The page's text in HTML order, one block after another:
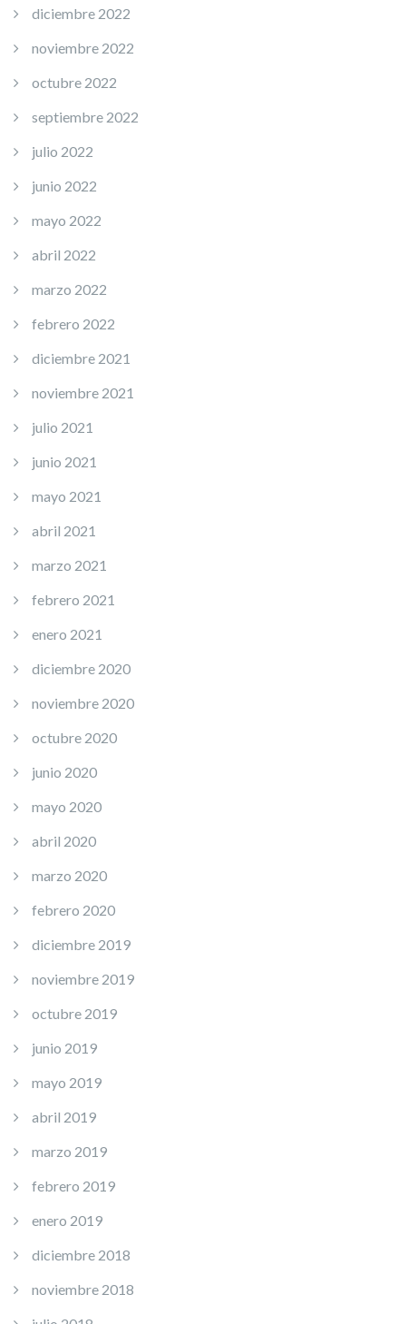
diciembre 2022
noviembre 2022
octubre 2022
septiembre 2022
julio 2022
junio 2022
mayo 2022
abril 2022
marzo 2022
febrero 2022
diciembre 2021
noviembre 2021
julio 2021
junio 2021
mayo 2021
abril 2021
marzo 2021
febrero 2021
enero 2021
diciembre 2020
noviembre 2020
octubre 2020
junio 2020
mayo 2020
abril 2020
marzo 2020
febrero 2020
diciembre 2019
noviembre 2019
octubre 2019
junio 2019
mayo 2019
abril 2019
marzo 2019
febrero 2019
enero 2019
diciembre 2018
noviembre 2018